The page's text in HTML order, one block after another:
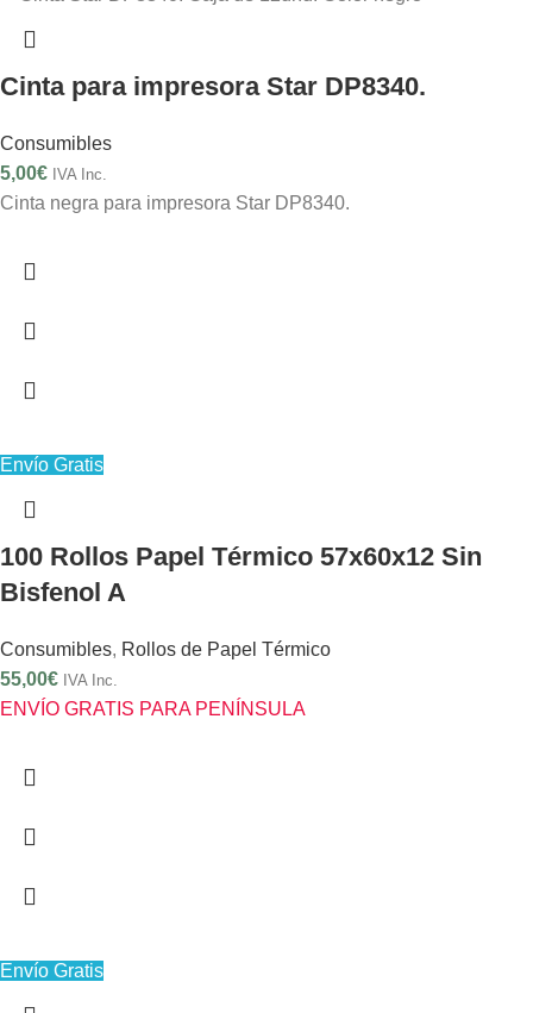
Cinta para impresora Star DP8340.
Consumibles
5,00€ IVA Inc.
Cinta negra para impresora Star DP8340.
Envío Gratis
100 Rollos Papel Térmico 57x60x12 Sin
Bisfenol A
Consumibles, Rollos de Papel Térmico
55,00€ IVA Inc.
ENVÍO GRATIS PARA PENÍNSULA
Envío Gratis